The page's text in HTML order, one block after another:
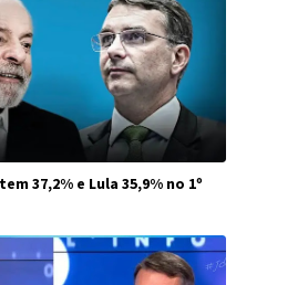
37,2% e Lula 35,9% no 1º